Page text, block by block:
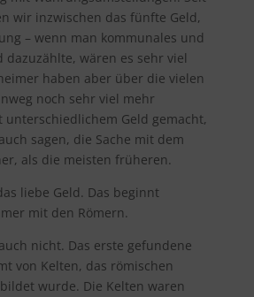
wir inzwischen das fünfte Geld,
– wenn man kommunales und
dazuzählte, wären es sehr viel
haben aber über die vielen
noch sehr viel mehr
unterschiedlichem Geld gemacht,
sagen, die Sache mit dem
als die meisten früheren.
liebe Geld. Das beginnt
mit den Römern.
nicht. Das erste gefundene
von Kelten, das römischen
wurde. Die Kelten waren